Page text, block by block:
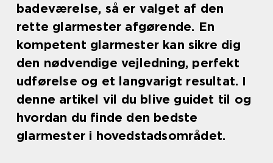
badeværelse, så er valget af den
rette glarmester afgørende. En
kompetent glarmester kan sikre dig
den nødvendige vejledning, perfekt
udførelse og et langvarigt resultat. I
denne artikel vil du blive guidet til og
hvordan du finde den bedste
glarmester i hovedstadsområdet.